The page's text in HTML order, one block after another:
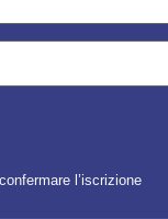
l’iscrizione